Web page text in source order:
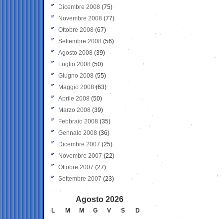
Dicembre 2008 (75)
Novembre 2008 (77)
Ottobre 2008 (67)
Settembre 2008 (56)
Agosto 2008 (39)
Luglio 2008 (50)
Giugno 2008 (55)
Maggio 2008(63)
Aprile 2008 (50)
Marzo 2008 (39)
Febbraio 2008 (35)
Gennaio 2008 (36)
Dicembre 2007 (25)
Novembre 2007 (22)
Ottobre 2007 (27)
Settembre 2007 (23)
Agosto 2026
L M M G V S
D